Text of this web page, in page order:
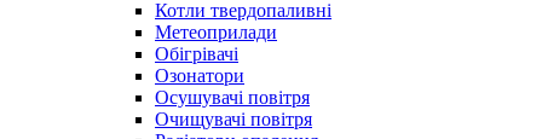
Котли твердопаливні
Метеоприлади
Обігрівачі
Озонатори
Осушувачі повітря
Очищувачі повітря